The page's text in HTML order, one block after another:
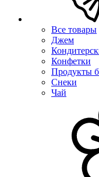
Все товары
Джем
Конфетки
Продукты
Снеки
Чай